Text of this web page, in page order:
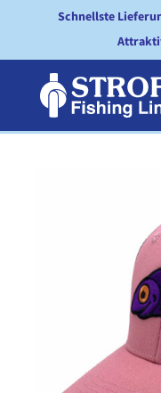
Schnellste